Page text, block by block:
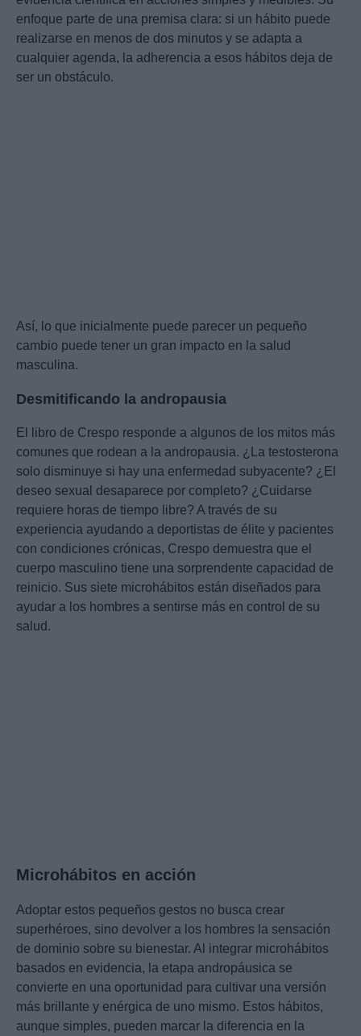
enfoque parte de una premisa clara: si un hábito puede
realizarse en menos de dos minutos y se adapta a
cualquier agenda, la adherencia a esos hábitos deja de
ser un obstáculo.
Así, lo que inicialmente puede parecer un pequeño
cambio puede tener un gran impacto en la salud
masculina.
Desmitificando la andropausia
El libro de Crespo responde a algunos de los mitos más
comunes que rodean a la andropausia. ¿La testosterona
solo disminuye si hay una enfermedad subyacente? ¿El
deseo sexual desaparece por completo? ¿Cuidarse
requiere horas de tiempo libre? A través de su
experiencia ayudando a deportistas de élite y pacientes
con condiciones crónicas, Crespo demuestra que el
cuerpo masculino tiene una sorprendente capacidad de
reinicio. Sus siete microhábitos están diseñados para
ayudar a los hombres a sentirse más en control de su
salud.
Microhábitos en acción
Adoptar estos pequeños gestos no busca crear
superhéroes, sino devolver a los hombres la sensación
de dominio sobre su bienestar. Al integrar microhábitos
basados en evidencia, la etapa andropáusica se
convierte en una oportunidad para cultivar una versión
más brillante y enérgica de uno mismo. Estos hábitos,
aunque simples, pueden marcar la diferencia en la